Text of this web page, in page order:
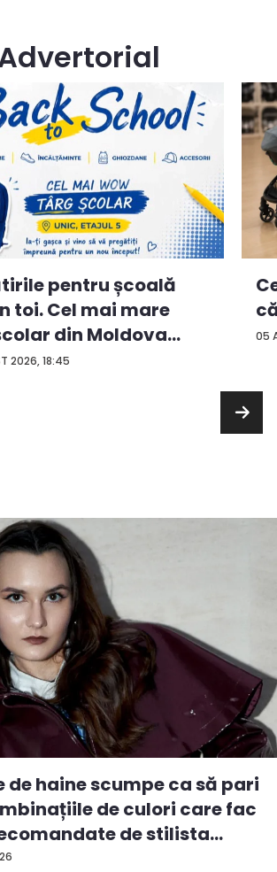
2026, 18:45
pentru școală
toi. Cel mai mare
din Moldova
05
de haine scumpe ca să pari
de culori care fac
de stilista